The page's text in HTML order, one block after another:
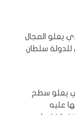
يعلو المجال
للدولة سلطان
يعلو سطح
عليه